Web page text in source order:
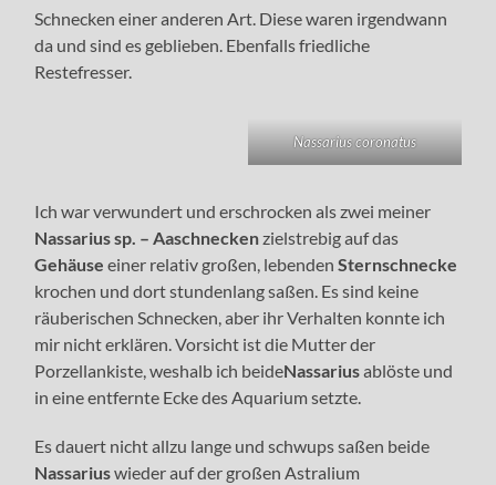
Schnecken einer anderen Art. Diese waren irgendwann
da und sind es geblieben. Ebenfalls friedliche
Restefresser.
Nassarius coronatus
Ich war verwundert und erschrocken als zwei meiner
Nassarius sp. – Aaschneckenzielstrebig auf das
Gehäuse einer relativ großen, lebendenSternschnecke
krochen und dort stundenlang saßen. Es sind keine
räuberischen Schnecken, aber ihr Verhalten konnte ich
mir nicht erklären. Vorsicht ist die Mutter der
Porzellankiste, weshalb ich beideNassariusablöste und
in eine entfernte Ecke des Aquarium setzte.
Es dauert nicht allzu lange und schwups saßen beide
Nassariuswieder auf der großen Astralium